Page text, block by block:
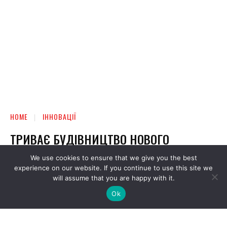
We use cookies to ensure that we give you the best
experience on our website. If you continue to use this site we
will assume that you are happy with it.
Ok